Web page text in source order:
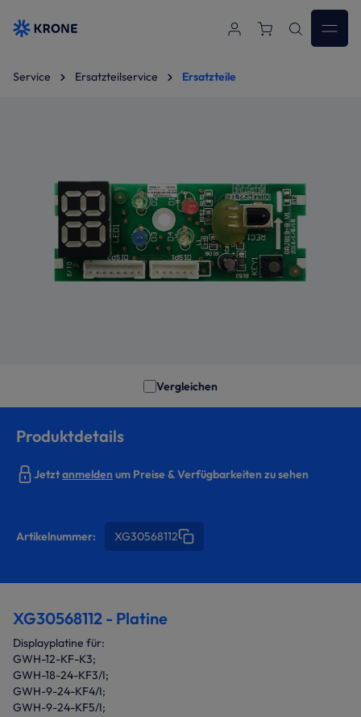
Zum Hauptinhalt springen
Service Ersatzteilservice Ersatzteile
Vergleichen
Produktdetails
Jetztanmeldenum Preise & Verfügbarkeiten zu sehen
Artikelnummer: XG30568112
XG30568112 - Platine
Displayplatine für:
GWH-12-KF-K3;
GWH-18-24-KF3/I;
GWH-9-24-KF4/I;
GWH-9-24-KF5/I;